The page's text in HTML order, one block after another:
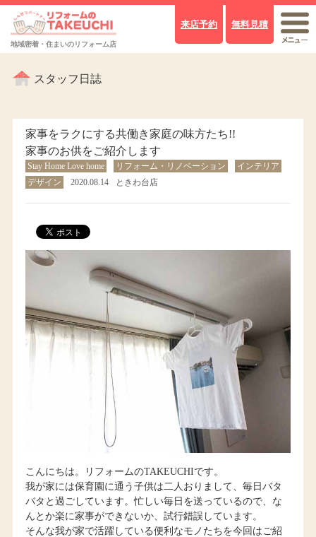
地域密着・住まいのリフォーム店
来店予約 無料見積
スタッフ日誌
家事をラクにする共働き家庭の味方たち!!
家事のお供をご紹介します
Stay Home Love home リフォーム・リノベーション
インテリア
デザイン
2020.08.14 ときわ台店
こんにちは。リフォームのTAKEUCHIです。
我が家には保育園に通う子供は二人おりまして、毎日バタ
バタと過ごしています。忙しい毎日を送っているので、な
んとか楽に家事ができないか、試行錯誤しています。
そんな我が家で活躍している便利なモノたちを今回はご紹